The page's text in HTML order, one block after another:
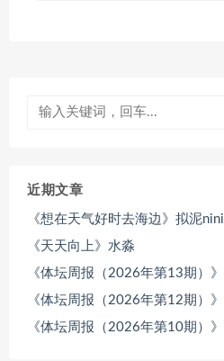
近期文章
《想在天气好时去海边》拟泥nini
《天天向上》水淼
《体坛周报（2026年第13期）》
《体坛周报（2026年第12期）》
《体坛周报（2026年第10期）》